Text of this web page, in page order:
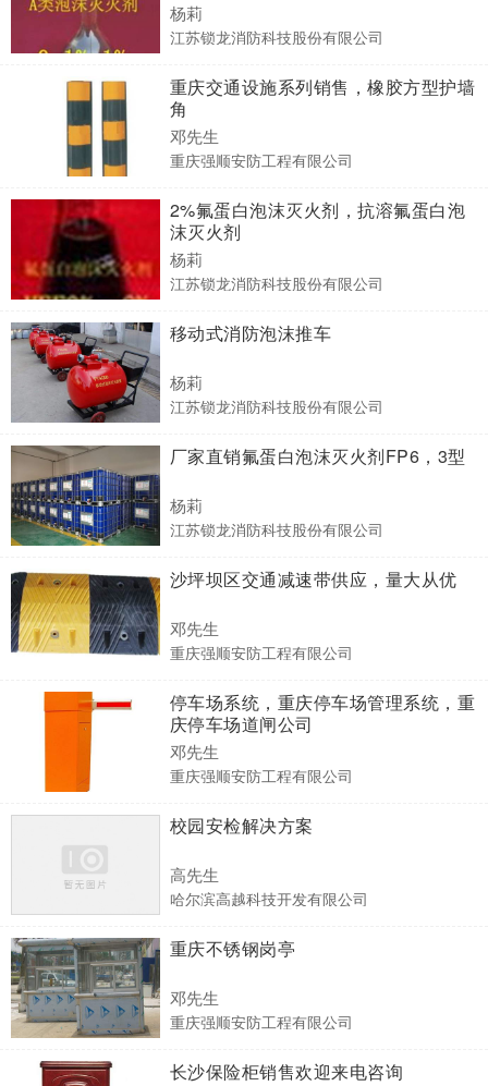
杨莉
江苏锁龙消防科技股份有限公司
重庆交通设施系列销售，橡胶方型护墙
角
邓先生
重庆强顺安防工程有限公司
2%氟蛋白泡沫灭火剂，抗溶氟蛋白泡
沫灭火剂
杨莉
江苏锁龙消防科技股份有限公司
移动式消防泡沫推车
杨莉
江苏锁龙消防科技股份有限公司
厂家直销氟蛋白泡沫灭火剂FP6，3型
杨莉
江苏锁龙消防科技股份有限公司
沙坪坝区交通减速带供应，量大从优
邓先生
重庆强顺安防工程有限公司
停车场系统，重庆停车场管理系统，重
庆停车场道闸公司
邓先生
重庆强顺安防工程有限公司
校园安检解决方案
高先生
哈尔滨高越科技开发有限公司
重庆不锈钢岗亭
邓先生
重庆强顺安防工程有限公司
长沙保险柜销售欢迎来电咨询